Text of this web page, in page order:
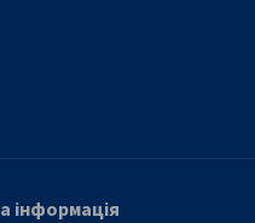
інформація